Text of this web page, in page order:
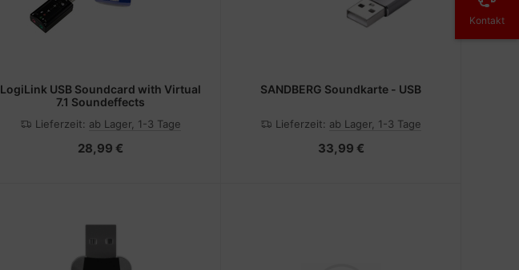
LogiLink USB Soundcard with Virtual
7.1 Soundeffects
Lieferzeit: ab Lager, 1-3 Tage
28,99 €
SANDBERG Soundkarte - USB
Lieferzeit: ab Lager, 1-3 Tage
33,99 €
Kontakt